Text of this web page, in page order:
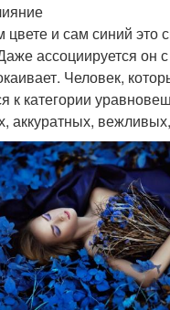
и сам синий это
ассоциируется он
Человек,
к категории
аккуратных,